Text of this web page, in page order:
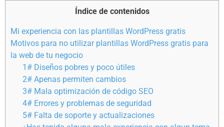
Índice de contenidos
Mi experiencia con las plantillas WordPress gratis
Motivos para no utilizar plantillas WordPress gratis para
la web de tu negocio
1# Diseños pobres y poco útiles
2# Apenas permiten cambios
3# Mala optimización de código SEO
4# Errores y problemas de seguridad
5# Falta de soporte y actualizaciones